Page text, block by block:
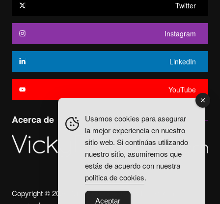
Twitter
Instagram
LinkedIn
YouTube
Acerca de
Copyright © 2025. Vicky Fuentes Todos los derechos
Usamos cookies para asegurar
la mejor experiencia en nuestro
sitio web. Si continúas utilizando
nuestro sitio, asumiremos que
estás de acuerdo con nuestra
política de cookies.
Aceptar